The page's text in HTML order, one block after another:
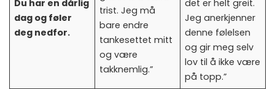
Du har en dårlig
dag og føler
deg nedfor.
trist. Jeg må
bare endre
tankesettet mitt
og være
takknemlig.”
det er helt greit.
Jeg anerkjenner
denne følelsen
og gir meg selv
lov til å ikke være
på topp.”